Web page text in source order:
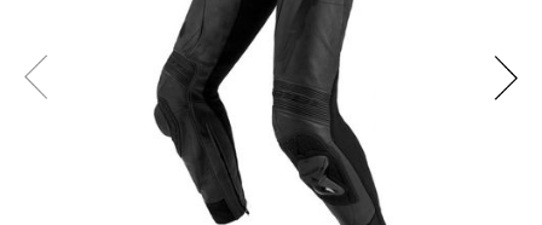
MOTORONDERDELEN EN GEREEDSCHAP
MOTORACCESSOIRES
BAGAGE
SPORTKLEDING